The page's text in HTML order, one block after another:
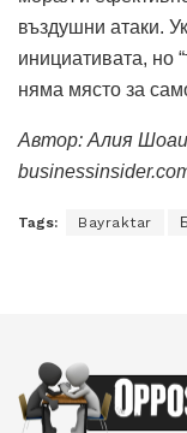
въздушни атаки.
инициативата, но
няма място за
Автор: Алия
Tags: Bayraktar